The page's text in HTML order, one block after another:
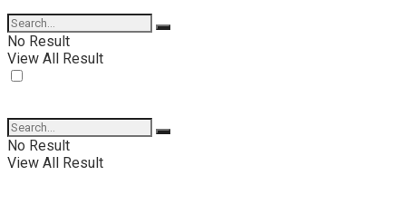
No Result
View All Result
No Result
View All Result